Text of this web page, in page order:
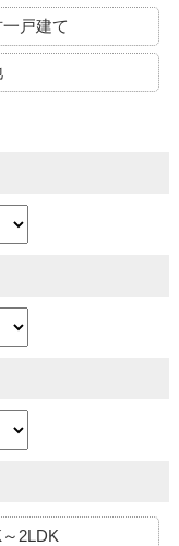
戸建て
2LDK